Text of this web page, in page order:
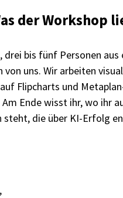
der Workshop
drei bis fünf Personen aus
von uns. Wir arbeiten
Flipcharts und
Ende wisst ihr, wo ihr
steht, die über KI-Erfolg